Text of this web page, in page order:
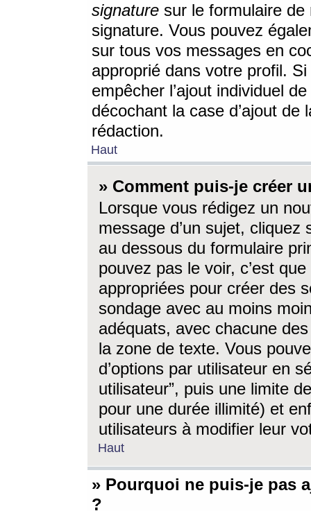
signature sur le formulaire de
signature. Vous pouvez
sur tous vos messages en
approprié dans votre profil.
empêcher l’ajout individuel
décochant la case d’ajout
rédaction.
Haut
» Comment puis-je créer
Lorsque vous rédigez un
message d’un sujet, cliquez
au dessous du formulaire
pouvez pas le voir, c’est
appropriées pour créer des
sondage avec au moins
adéquats, avec chacune
la zone de texte. Vous
d’options par utilisateur en
utilisateur”, puis une limite
pour une durée illimité) et
utilisateurs à modifier leur
Haut
» Pourquoi ne puis-je pas
?